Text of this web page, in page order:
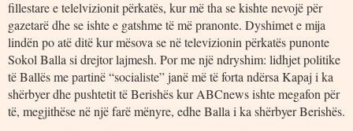
fillestare e telelvizionit përkatës, kur më tha se kishte nevojë për
gazetarë dhe se ishte e gatshme të më pranonte. Dyshimet e mija
lindën po atë ditë kur mësova se në televizionin përkatës punonte
Sokol Balla si drejtor lajmesh. Por me një ndryshim: lidhjet politike
të Ballës me partinë “socialiste” janë më të forta ndërsa Kapaj i ka
shërbyer dhe pushtetit të Berishës kur ABCnews ishte megafon për
të, megjithëse në një farë mënyre, edhe Balla i ka shërbyer Berishës.